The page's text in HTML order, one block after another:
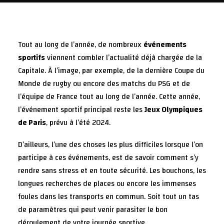
Tout au long de l’année, de nombreux événements
sportifsviennent combler l’actualité déjà chargée de la
Capitale. À l’image, par exemple, de la dernière Coupe du
Monde de rugby ou encore des matchs du PSG et de
l’équipe de France tout au long de l’année. Cette année,
l’événement sportif principal reste lesJeux Olympiques
de Paris, prévu à l’été 2024.
D’ailleurs, l’une des choses les plus difficiles lorsque l’on
participe à ces événements, est de savoir comment s’y
rendre sans stress et en toute sécurité. Les bouchons, les
longues recherches de places ou encore les immenses
foules dans les transports en commun. Soit tout un tas
de paramètres qui peut venir parasiter le bon